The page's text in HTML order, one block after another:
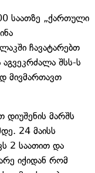
საათზე „ქართული
ჩავატარებთ
აგვეკრძალა შსს-ს
მივმართავთ
დიუშენის მარშს
24 მაისს
2 საათით და
იქიდან რომ